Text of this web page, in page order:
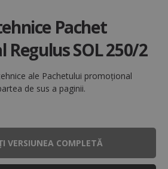
Pachet
SOL 250/2
ale Pachetului promoțional
de sus a paginii.
VERSIUNEA COMPLETĂ
necesare permit
principală a site-ului web, cum ar
utilizatorului și gestionarea
web nu poate fi utilizat corect fără
necesare.
Furnizor / Domeniu